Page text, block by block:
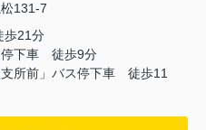
131-7
歩21分
停下車 徒歩9分
支所前」バス停下車 徒歩11